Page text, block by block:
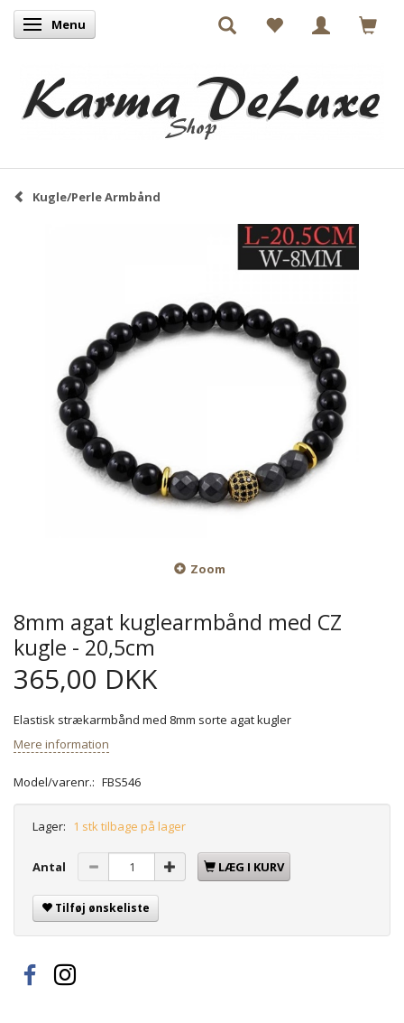
Skifte navigation
Menu
Kugle/Perle Armbånd
Zoom
8mm agat kuglearmbånd med CZ
kugle - 20,5cm
365,00 DKK
Elastisk strækarmbånd med 8mm sorte agat kugler
Mere information
Model/varenr.: FBS546
Lager: 1 stk tilbage på lager
Antal LÆG I KURV
Tilføj ønskeliste